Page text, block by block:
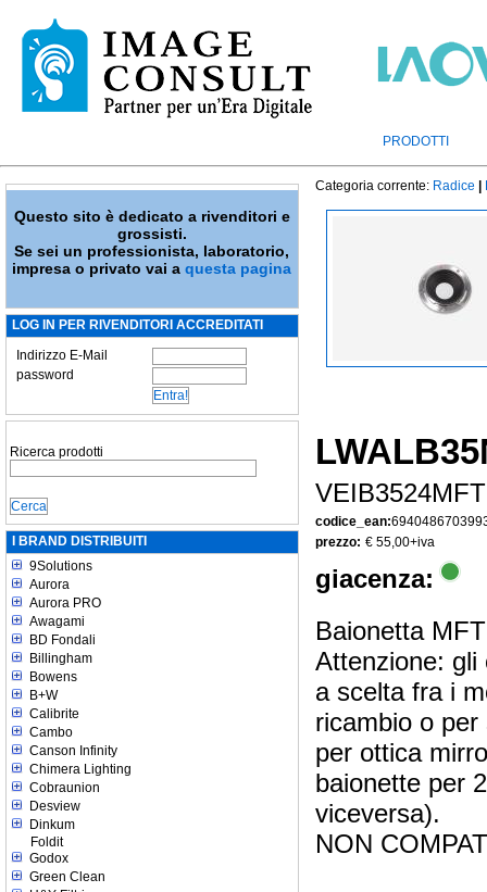
PRODOTTI
Questo sito è dedicato a rivenditori e
grossisti.
Se sei un professionista, laboratorio,
impresa o privato vai aquesta pagina
LOG IN PER RIVENDITORI ACCREDITATI
Indirizzo E-Mail
password
Ricerca prodotti
I BRAND DISTRIBUITI
9Solutions
Aurora
Aurora PRO
Awagami
BD Fondali
Billingham
Bowens
B+W
Calibrite
Cambo
Canson Infinity
Chimera Lighting
Cobraunion
Desview
Dinkum
Foldit
Godox
Green Clean
Categoria corrente: Radice
VEIB3524MFT
codice_ean:
prezzo: € 55,00+iva
giacenza:
Baionetta
Attenzione: gli
a scelta fra i
ricambio o
per ottica
baionette per
viceversa).
NON